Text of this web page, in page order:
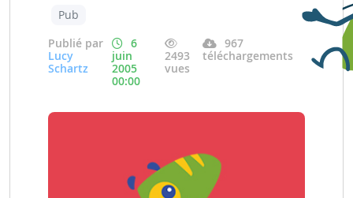
Pub
Publié par
Lucy
Schartz
6
juin
2005
00:00
2493
vues
967
téléchargements